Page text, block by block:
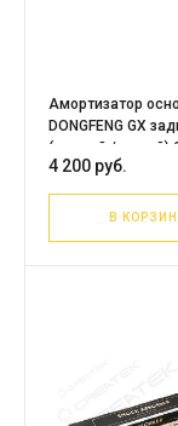
Амортизатор
DONGFENG GX
(правый / левый)
H03E0 Аналог
4 200 руб.
В